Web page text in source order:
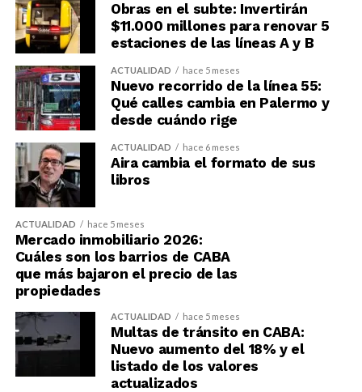
Obras en el subte: Invertirán
$11.000 millones para renovar 5
estaciones de las líneas A y B
ACTUALIDAD hace 5 meses
Nuevo recorrido de la línea 55:
Qué calles cambia en Palermo y
desde cuándo rige
ACTUALIDAD hace 6 meses
Aira cambia el formato de sus
libros
ACTUALIDAD hace 5 meses
Mercado inmobiliario 2026:
Cuáles son los barrios de CABA
que más bajaron el precio de las
propiedades
ACTUALIDAD hace 5 meses
Multas de tránsito en CABA:
Nuevo aumento del 18% y el
listado de los valores
actualizados